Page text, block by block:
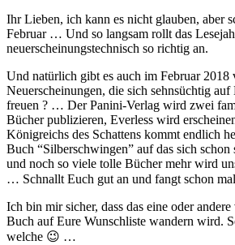
Ihr Lieben, ich kann es nicht glauben, aber
Februar … Und so langsam rollt das
neuerscheinungstechnisch so richtig an.
Und natürlich gibt es auch im Februar 2018
Neuerscheinungen, die sich sehnsüchtig auf
freuen ? … Der Panini-Verlag wird zwei
Bücher publizieren, Everless wird
Königreichs des Schattens kommt endlich
Buch “Silberschwingen” auf das sich schon
und noch so viele tolle Bücher mehr wird
… Schnallt Euch gut an und fangt schon
Ich bin mir sicher, dass das eine oder
Buch auf Eure Wunschliste wandern wird.
welche 😉 …